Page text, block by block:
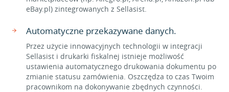
eBay.pl) zintegrowanych z Sellasist.
Automatyczne przekazywane danych.
Przez użycie innowacyjnych technologii w integracji
Sellasist i drukarki fiskalnej istnieje możliwość
ustawienia automatycznego drukowania dokumentu po
zmianie statusu zamówienia. Oszczędza to czas Twoim
pracownikom na dokonywanie zbędnych czynności.